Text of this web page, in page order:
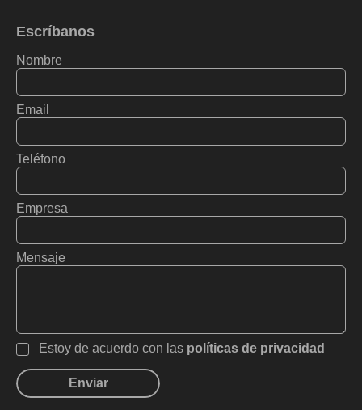
Escríbanos
Nombre
Email
Teléfono
Empresa
Mensaje
Estoy de acuerdo con las políticas de privacidad